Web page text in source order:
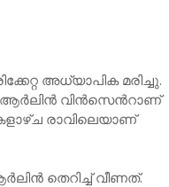
അധ്യാപിക മരിച്ചു.
ആര്‍ലിന്‍ വിന്‍സെന്‍റാണ്
രാവിലെയാണ്
തെറിച്ച് വീണത്.